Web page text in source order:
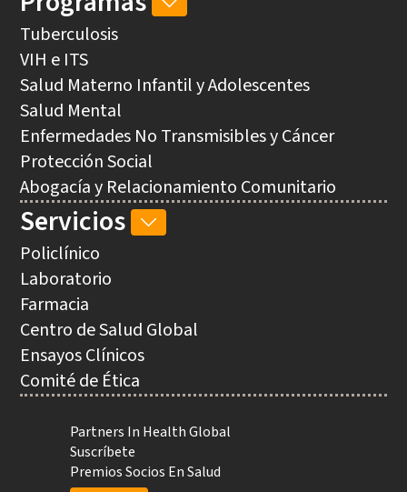
Utility
Partners In Health Global
Suscríbete
Premios Socios En Salud
PROGRAMAS
Tuberculosis
VIH e ITS
Salud Materno Infantil y Adolescentes
Salud Mental
Enfermedades No Transmisibles y Cáncer
Protección Social
Abogacía y Relacionamiento Comunitario
Servicios
SERVICIOS
Policlínico
Laboratorio
Farmacia
Centro de Salud Global
Ensayos Clínicos
Comité de Ética